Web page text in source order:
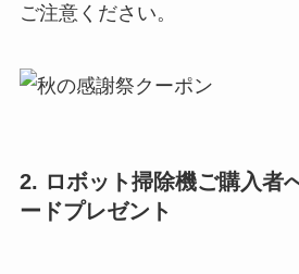
ご注意ください。
2. ロボット掃除機ご購入者
ードプレゼント